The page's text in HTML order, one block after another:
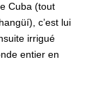
Cuba (tout
c’est lui
irrigué
entier en